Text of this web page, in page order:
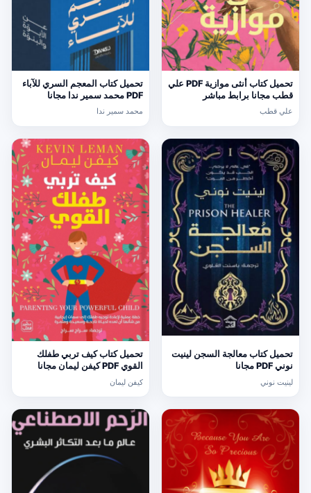
تحميل كتاب أنثى موازية PDF علي
قطب مجانا برابط مباشر
علي قطب
تحميل كتاب المعجم السري للآباء
PDF محمد سمير ندا مجانا
محمد سمير ندا
تحميل كتاب معالجة السجن لينيت
نوني PDF مجانا
لينيت نوني
تحميل كتاب كيف تربي طفلك
القوي PDF كيفن ليمان مجانا
كيفن ليمان